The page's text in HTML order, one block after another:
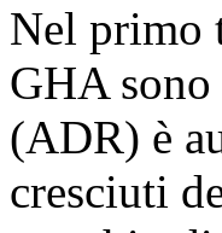
Nel primo
GHA
(ADR) è
cresciuti